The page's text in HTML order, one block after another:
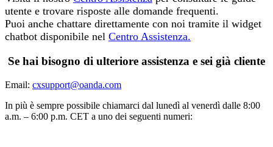
utente e trovare risposte alle domande frequenti.
Puoi anche chattare direttamente con noi tramite il widget
chatbot disponibile nel Centro Assistenza.
Se hai bisogno di ulteriore assistenza e sei già cliente
Email: cxsupport@oanda.com
In più è sempre possibile chiamarci dal lunedì al venerdì dalle 8:00
a.m. – 6:00 p.m. CET a uno dei seguenti numeri: